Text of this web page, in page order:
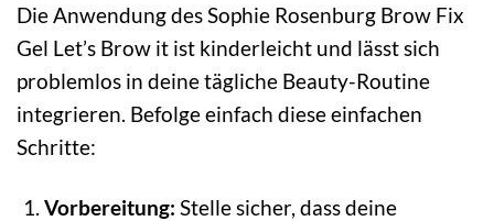
Die Anwendung des Sophie Rosenburg Brow Fix
Gel Let’s Brow it ist kinderleicht und lässt sich
problemlos in deine tägliche Beauty-Routine
integrieren. Befolge einfach diese einfachen
Schritte:
Vorbereitung: Stelle sicher, dass deine